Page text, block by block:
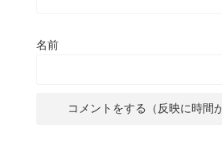
名前